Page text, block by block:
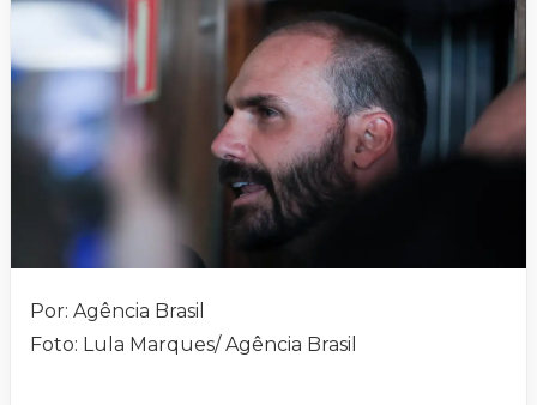
Por: Agência Brasil
Foto: Lula Marques/ Agência Brasil